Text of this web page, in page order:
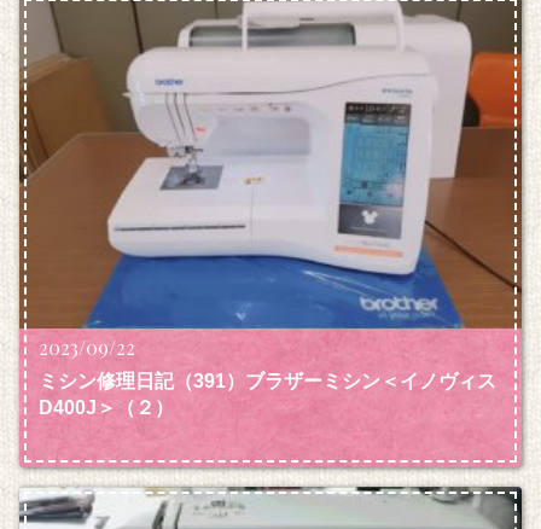
2023/09/22
ミシン修理日記（391）ブラザーミシン＜イノヴィス
D400J＞（２）